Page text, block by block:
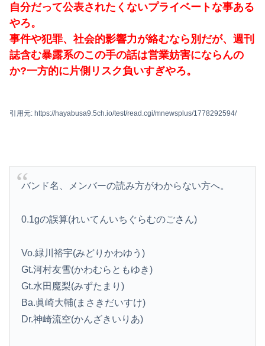
自分だって公表されたくないプライベートな事ある
やろ。
事件や犯罪、社会的影響力が絡むなら別だが、週刊
誌含む暴露系のこの手の話は営業妨害にならんの
か?一方的に片側リスク負いすぎやろ。
引用元: https://hayabusa9.5ch.io/test/read.cgi/mnewsplus/1778292594/
バンド名、メンバーの読み方がわからない方へ。
0.1gの誤算(れいてんいちぐらむのごさん)
Vo.緑川裕宇(みどりかわゆう)
Gt.河村友雪(かわむらともゆき)
Gt.水田魔梨(みずたまり)
Ba.眞崎大輔(まさきだいすけ)
Dr.神崎流空(かんざきいりあ)